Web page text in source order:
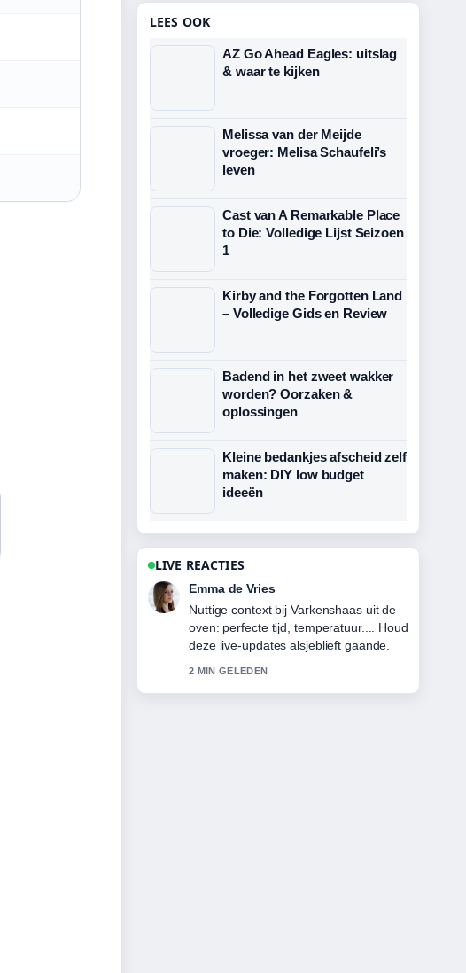
LEES OOK
AZ Go Ahead Eagles: uitslag
& waar te kijken
Melissa van der Meijde
vroeger: Melisa Schaufeli’s
leven
Cast van A Remarkable Place
to Die: Volledige Lijst Seizoen
1
Kirby and the Forgotten Land
– Volledige Gids en Review
Badend in het zweet wakker
worden? Oorzaken &
oplossingen
Kleine bedankjes afscheid zelf
maken: DIY low budget
ideeën
LIVE REACTIES
Noah Jansen
De berichtgeving over Cast van
Department Q (2025) &#8211;
Acteurs,... voelt solide en goed te